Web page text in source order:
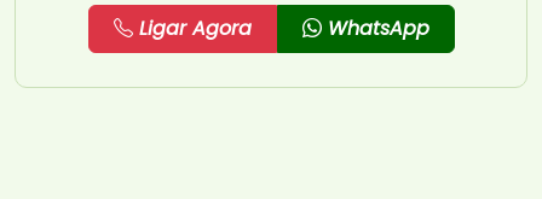
Ligar Agora WhatsApp